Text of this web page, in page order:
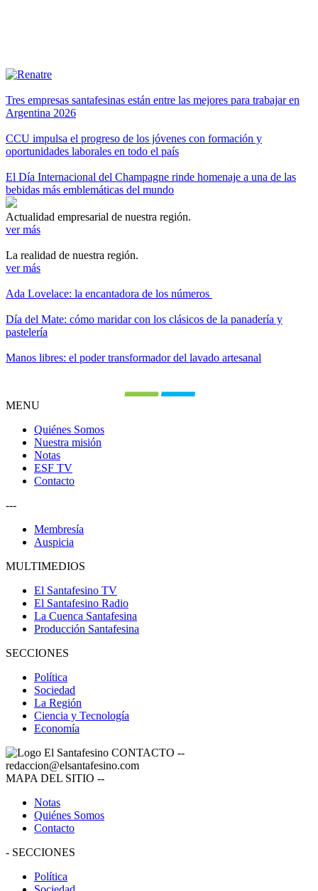
Tres empresas santafesinas están entre las mejores para trabajar en
Argentina 2026
CCU impulsa el progreso de los jóvenes con formación y
oportunidades laborales en todo el país
El Día Internacional del Champagne rinde homenaje a una de las
bebidas más emblemáticas del mundo
Actualidad empresarial de nuestra región.
ver más
La realidad de nuestra región.
ver más
Ada Lovelace: la encantadora de los números
Día del Mate: cómo maridar con los clásicos de la panadería y
pastelería
Manos libres: el poder transformador del lavado artesanal
MENU
Quiénes Somos
Nuestra misión
Notas
ESF TV
Contacto
---
Membresía
Auspicia
MULTIMEDIOS
El Santafesino TV
El Santafesino Radio
La Cuenca Santafesina
Producción Santafesina
SECCIONES
Política
Sociedad
La Región
Ciencia y Tecnología
Economía
CONTACTO --
redaccion@elsantafesino.com
MAPA DEL SITIO --
Notas
Quiénes Somos
Contacto
- SECCIONES
Política